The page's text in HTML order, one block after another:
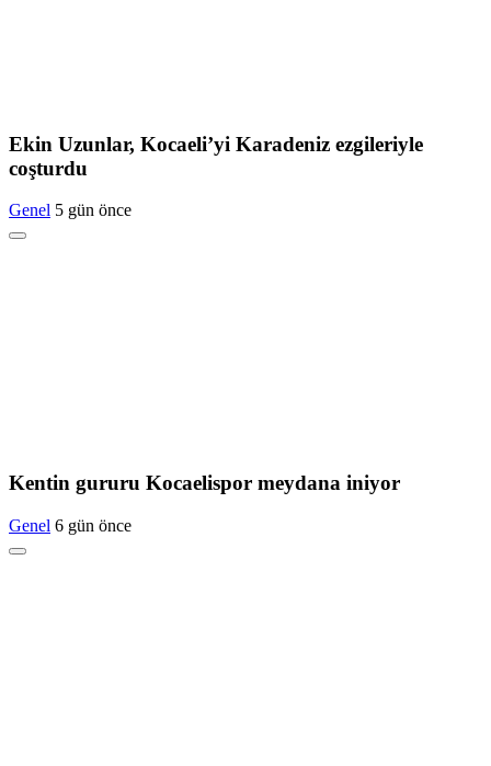
Ekin Uzunlar, Kocaeli’yi Karadeniz ezgileriyle
coşturdu
Genel 5 gün önce
Kentin gururu Kocaelispor meydana iniyor
Genel 6 gün önce